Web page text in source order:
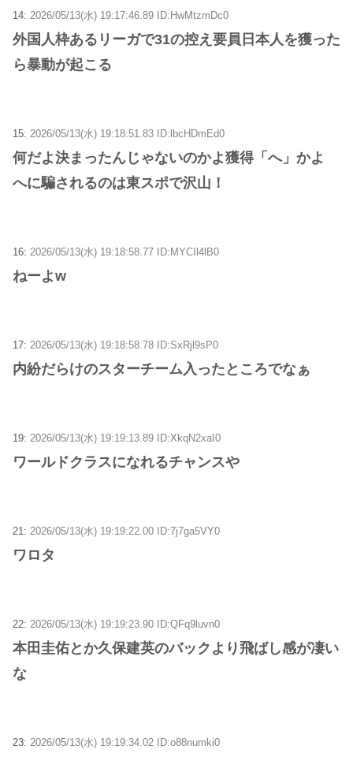
14: 2026/05/13(水) 19:17:46.89 ID:HwMtzmDc0
外国人枠あるリーガで31の控え要員日本人を獲った
ら暴動が起こる
15: 2026/05/13(水) 19:18:51.83 ID:lbcHDmEd0
何だよ決まったんじゃないのかよ獲得「へ」かよ
へに騙されるのは東スポで沢山！
16: 2026/05/13(水) 19:18:58.77 ID:MYCIl4lB0
ねーよw
17: 2026/05/13(水) 19:18:58.78 ID:SxRjl9sP0
内紛だらけのスターチーム入ったところでなぁ
19: 2026/05/13(水) 19:19:13.89 ID:XkqN2xaI0
ワールドクラスになれるチャンスや
21: 2026/05/13(水) 19:19:22.00 ID:7j7ga5VY0
ワロタ
22: 2026/05/13(水) 19:19:23.90 ID:QFq9luvn0
本田圭佑とか久保建英のバックより飛ばし感が凄い
な
23: 2026/05/13(水) 19:19:34.02 ID:o88numki0